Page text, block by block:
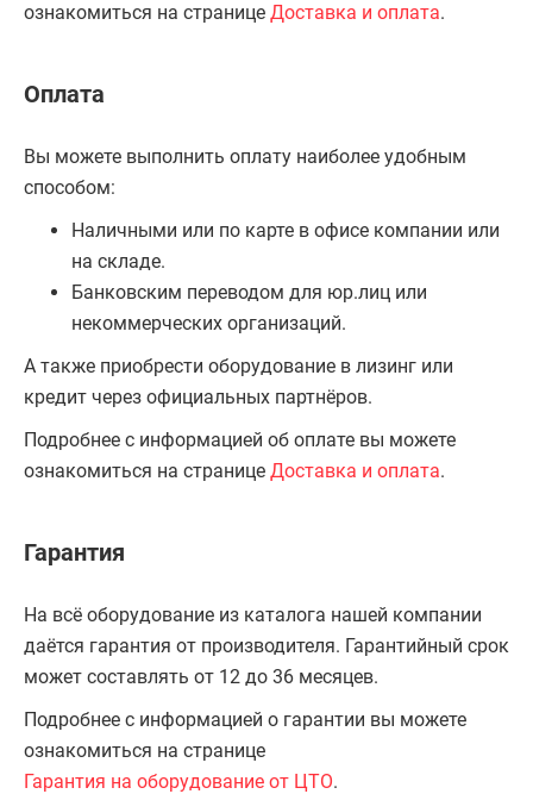
ознакомиться на странице Доставка и оплата.
Оплата
Вы можете выполнить оплату наиболее удобным
способом:
Наличными или по карте в офисе компании или
на складе.
Банковским переводом для юр.лиц или
некоммерческих организаций.
А также приобрести оборудование в лизинг или
кредит через официальных партнёров.
Подробнее с информацией об оплате вы можете
ознакомиться на странице Доставка и оплата.
Гарантия
На всё оборудование из каталога нашей компании
даётся гарантия от производителя. Гарантийный срок
может составлять от 12 до 36 месяцев.
Подробнее с информацией о гарантии вы можете
ознакомиться на странице
Гарантия на оборудование от ЦТО.